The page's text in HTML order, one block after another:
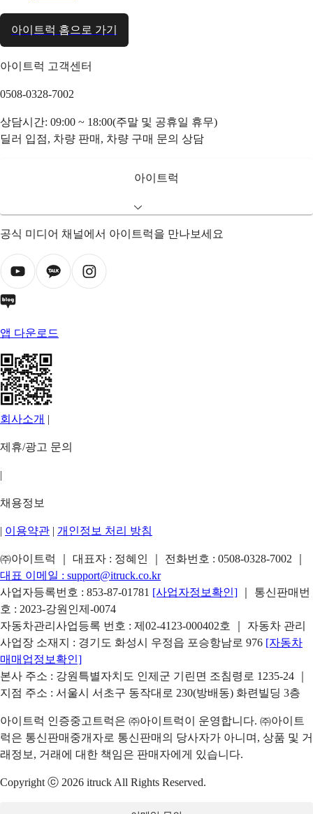
아이트럭 홈으로 가기
아이트럭 고객센터
0508-0328-7002
상담시간: 09:00 ~ 18:00(주말 및 공휴일 휴무)
딜러 입점, 차량 판매, 차량 구매 문의 상담
아이트럭
공식 미디어 채널에서 아이트럭을 만나보세요
앱 다운로드
회사소개 |
제휴/광고 문의
|
채용정보
| 이용약관 | 개인정보 처리 방침
㈜아이트럭 ｜ 대표자 : 정혜인 ｜ 전화번호 : 0508-0328-7002
대표 이메일 : support@itruck.co.kr
사업자등록번호 : 853-87-01781 [사업자정보확인]
｜ 통신판매번
호 : 2023-강원인제-0074
자동차관리사업등록 번호 : 제02-4123-000402호 ｜ 자동차 관리
사업장 소재지 : 경기도 화성시 우정읍 포승항남로 976 [자동차
매매업정보확인]
본사 주소 : 강원특별자치도 인제군 기린면 조침령로 1235-24 ｜
지점 주소 : 서울시 서초구 동작대로 230(방배동) 화련빌딩 3층
아이트럭 인증중고트럭은 ㈜아이트럭이 운영합니다. ㈜아이트
럭은 통신판매중개자로 통신판매의 당사자가 아니며, 상품 및 거
래정보, 거래에 대한 책임은 판매자에게 있습니다.
Copyright ⓒ 2026 itruck All Rights Reserved.